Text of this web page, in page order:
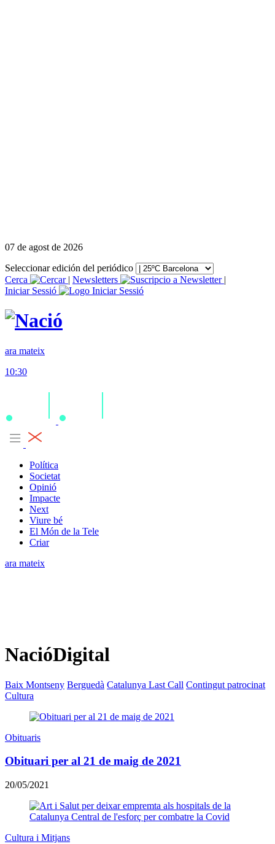
07 de agost de 2026
Seleccionar edición del periódico
Cerca
| Newsletters
|
Iniciar Sessió
ara mateix
10:30
Política
Societat
Opinió
Impacte
Next
Viure bé
El Món de la Tele
Criar
ara mateix
NacióDigital
Baix Montseny Berguedà Catalunya Last Call Contingut patrocinat
Cultura
Obituaris
Obituari per al 21 de maig de 2021
20/05/2021
Cultura i Mitjans